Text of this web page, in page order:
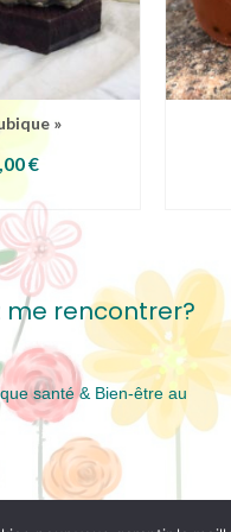
»
:
€.
€Le
actuel
est :
8,00 €.
me rencontrer?
santé & Bien-être au